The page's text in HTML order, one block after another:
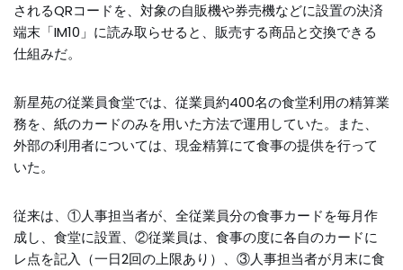
されるQRコードを、対象の自販機や券売機などに設置の決済
端末「IM10」に読み取らせると、販売する商品と交換できる
仕組みだ。
新星苑の従業員食堂では、従業員約400名の食堂利用の精算業
務を、紙のカードのみを用いた方法で運用していた。また、
外部の利用者については、現金精算にて食事の提供を行って
いた。
従来は、①人事担当者が、全従業員分の食事カードを毎月作
成し、食堂に設置、②従業員は、食事の度に各自のカードに
レ点を記入（一日2回の上限あり）、③人事担当者が月末に食